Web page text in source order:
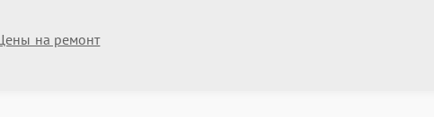
на ремонт